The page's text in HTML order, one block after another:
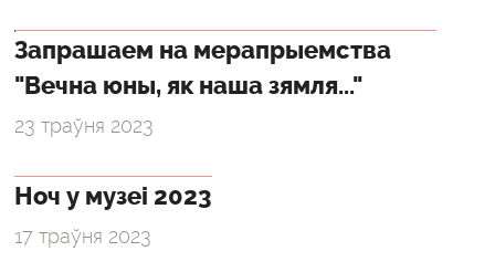
Запрашаем на мерапрыемства
"Вечна юны, як наша зямля..."
23 траўня 2023
Ноч у музеі 2023
17 траўня 2023